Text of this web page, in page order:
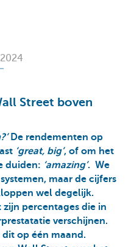
Street boven
De rendementen op
‘great, big’, of om het
duiden: ‘amazing’. We
maar de cijfers
wel degelijk.
percentages die in
verschijnen.
op één maand.